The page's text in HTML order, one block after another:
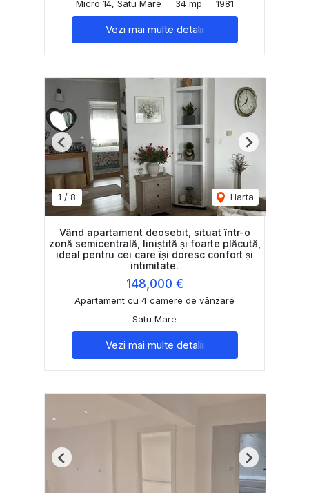
Micro 14, Satu Mare 34 mp 1981
Vezi mai multe detalii
1 / 8 Harta
Previous Next
Vând apartament deosebit, situat într-o
zonă semicentrală, liniștită și foarte plăcută,
ideal pentru cei care își doresc confort și
intimitate.
148,000 €
Apartament cu 4 camere de vânzare
Satu Mare
Vezi mai multe detalii
Previous Next